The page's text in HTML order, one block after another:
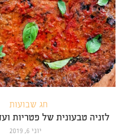
חג שבועות
לזניה טבעונית של פטריות
יוני 6, 2019